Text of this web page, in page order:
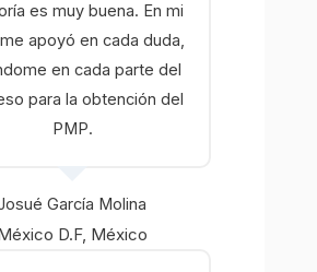
es muy buena. En mi
apoyó en cada duda,
en cada parte del
para la obtención del
PMP.
García Molina
D.F, México